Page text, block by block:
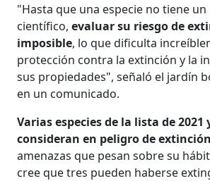
"Hasta que una especie no tiene
científico,evaluar su riesgo de
imposible, lo que dificulta
protección contra la extinción y la
sus propiedades", señaló el jardín
en un comunicado.
Varias especies de la lista de 2021
consideran en peligro de
amenazas que pesan sobre su
cree que tres pueden haberse